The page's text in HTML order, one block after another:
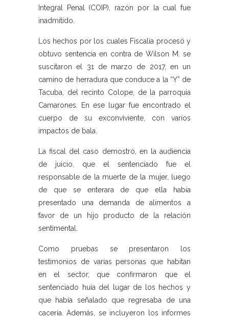
Integral Penal (COIP), razón por la cual fue
inadmitido.
Los hechos por los cuales Fiscalía procesó y
obtuvo sentencia en contra de Wilson M. se
suscitaron el 31 de marzo de 2017, en un
camino de herradura que conduce a la “Y” de
Tacuba, del recinto Colope, de la parroquia
Camarones. En ese lugar fue encontrado el
cuerpo de su exconviviente, con varios
impactos de bala.
La fiscal del caso demostró, en la audiencia
de juicio, que el sentenciado fue el
responsable de la muerte de la mujer, luego
de que se enterara de que ella había
presentado una demanda de alimentos a
favor de un hijo producto de la relación
sentimental.
Como pruebas se presentaron los
testimonios de varias personas que habitan
en el sector, que confirmaron que el
sentenciado huía del lugar de los hechos y
que había señalado que regresaba de una
cacería. Además, se incluyeron los informes